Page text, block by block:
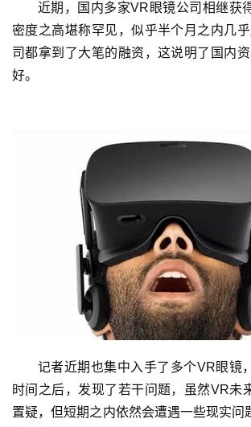
近期，国内多家VR眼镜公司相继获
密度之高堪称罕见，似乎半个月之内几
司都拿到了大笔的融资，这说明了国内
好。
记者近期也集中入手了多个VR眼镜
时间之后，发现了若干问题，虽然VR未
置疑，但短期之内依然会遭遇一些现实问